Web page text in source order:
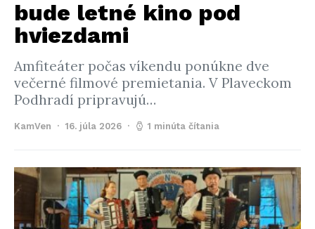
bude letné kino pod
hviezdami
Amfiteáter počas víkendu ponúkne dve
večerné filmové premietania. V Plaveckom
Podhradí pripravujú…
KamVen 16. júla 2026 1 minúta čítania